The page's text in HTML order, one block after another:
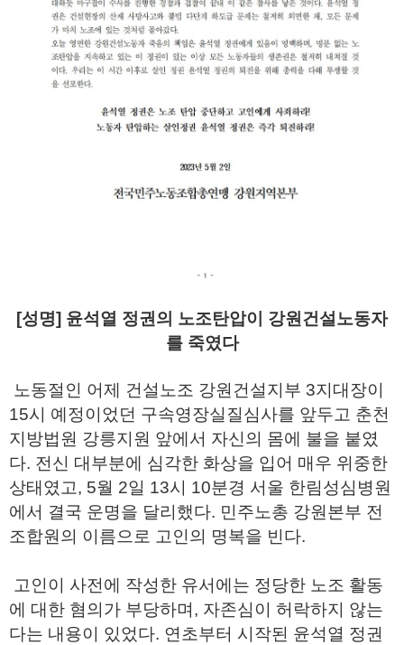
[성명] 윤석열 정권의 노조탄압이 강원건설노동자
를 죽였다
노동절인 어제 건설노조 강원건설지부 3지대장이
15시 예정이었던 구속영장실질심사를 앞두고 춘천
지방법원 강릉지원 앞에서 자신의 몸에 불을 붙였
다. 전신 대부분에 심각한 화상을 입어 매우 위중한
상태였고, 5월 2일 13시 10분경 서울 한림성심병원
에서 결국 운명을 달리했다. 민주노총 강원본부 전
조합원의 이름으로 고인의 명복을 빈다.
고인이 사전에 작성한 유서에는 정당한 노조 활동
에 대한 혐의가 부당하며, 자존심이 허락하지 않는
다는 내용이 있었다. 연초부터 시작된 윤석열 정권